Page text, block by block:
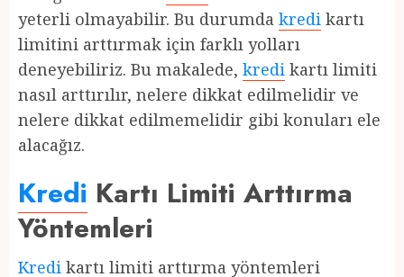
yeterli olmayabilir. Bu durumda kredi kartı
limitini arttırmak için farklı yolları
deneyebiliriz. Bu makalede, kredi kartı limiti
nasıl arttırılır, nelere dikkat edilmelidir ve
nelere dikkat edilmemelidir gibi konuları ele
alacağız.
Kredi Kartı Limiti Arttırma
Yöntemleri
Kredi kartı limiti arttırma yöntemleri